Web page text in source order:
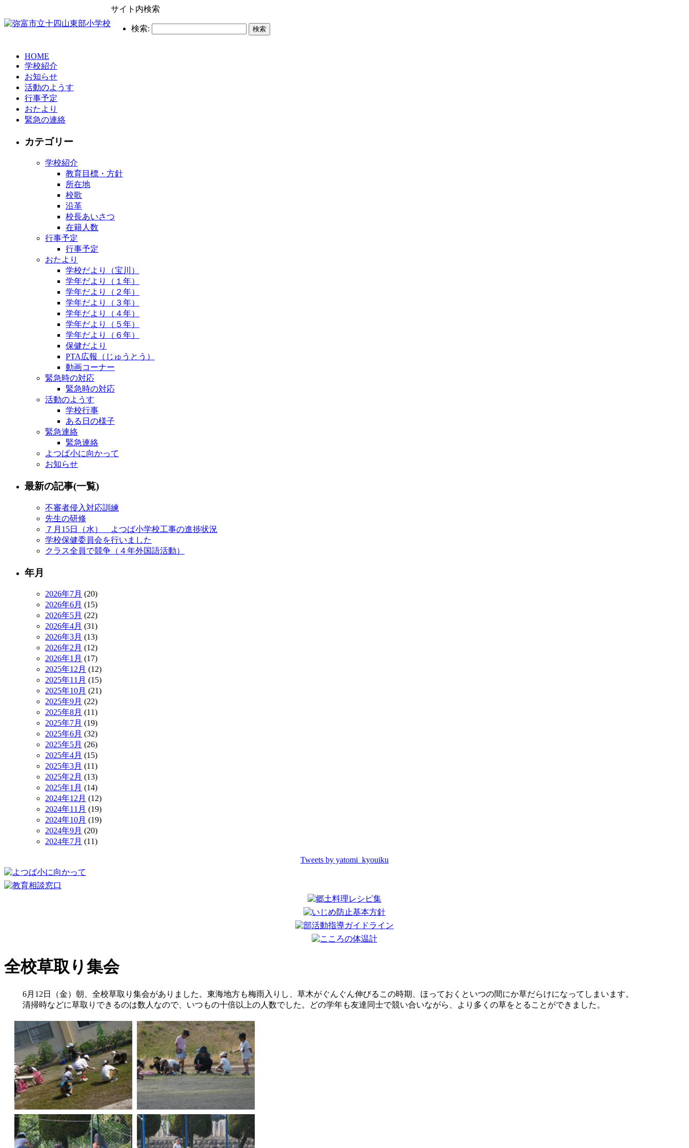
サイト内検索
検索:
HOME
学校紹介
お知らせ
活動のようす
行事予定
おたより
緊急の連絡
カテゴリー
学校紹介
教育目標・方針
所在地
校歌
沿革
校長あいさつ
在籍人数
行事予定
行事予定
おたより
学校だより（宝川）
学年だより（１年）
学年だより（２年）
学年だより（３年）
学年だより（４年）
学年だより（５年）
学年だより（６年）
保健だより
PTA広報（じゅうとう）
動画コーナー
緊急時の対応
緊急時の対応
活動のようす
学校行事
ある日の様子
緊急連絡
緊急連絡
よつば小に向かって
お知らせ
最新の記事(一覧)
不審者侵入対応訓練
先生の研修
７月15日（水） よつば小学校工事の進捗状況
学校保健委員会を行いました
クラス全員で競争（４年外国語活動）
年月
2026年7月 (20)
2026年6月 (15)
2026年5月 (22)
2026年4月 (31)
2026年3月 (13)
2026年2月 (12)
2026年1月 (17)
2025年12月 (12)
2025年11月 (15)
2025年10月 (21)
2025年9月 (22)
2025年8月 (11)
2025年7月 (19)
2025年6月 (32)
2025年5月 (26)
2025年4月 (15)
2025年3月 (11)
2025年2月 (13)
2025年1月 (14)
2024年12月 (12)
2024年11月 (19)
2024年10月 (19)
2024年9月 (20)
2024年7月 (11)
Tweets by yatomi_kyouiku
全校草取り集会
6月12日（金）朝、全校草取り集会がありました。東海地方も梅雨入りし、草木がぐんぐん伸びるこの時期、ほっておくといつの間にか草だらけになってしまいます。
清掃時などに草取りできるのは数人なので、いつもの十倍以上の人数でした。どの学年も友達同士で競い合いながら、より多くの草をとることができました。